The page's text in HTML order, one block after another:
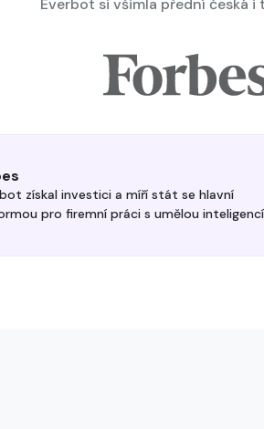
Everbot si všimla přední česká
získal investici a míří stát se hlavní
pro firemní práci s umělou